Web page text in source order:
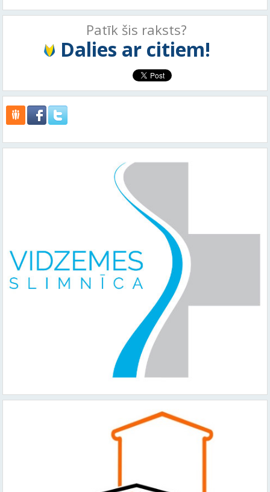
Patīk šis raksts?
Dalies ar citiem!